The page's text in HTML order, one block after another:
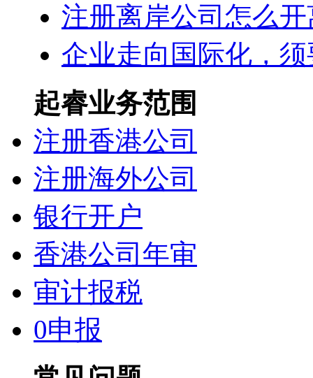
注册离岸公司怎么
企业走向国际化，须
起睿业务范围
注册香港公司
注册海外公司
银行开户
香港公司年审
审计报税
0申报